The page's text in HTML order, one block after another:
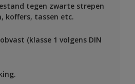
tegen zwarte strepen
koffers, tassen etc.
(klasse 1 volgens DIN